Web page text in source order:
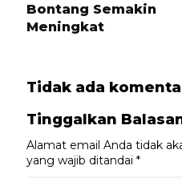
Bontang Semakin
Meningkat
Tidak ada
Tinggalkan
Alamat email Anda tidak
yang wajib ditandai *